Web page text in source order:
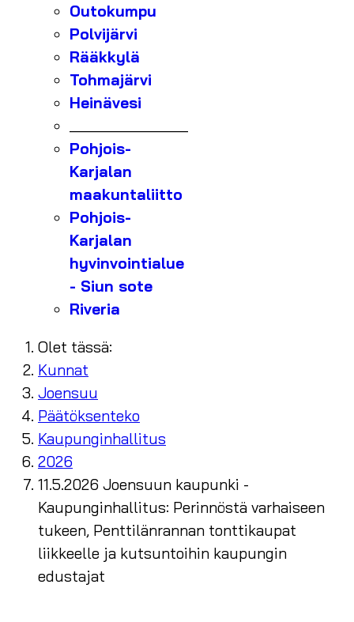
Outokumpu
Polvijärvi
Rääkkylä
Tohmajärvi
Heinävesi
Pohjois-
Karjalan
maakuntaliitto
Pohjois-
Karjalan
hyvinvointialue
- Siun sote
Riveria
Olet tässä:
Kunnat
Joensuu
Päätöksenteko
Kaupunginhallitus
2026
11.5.2026 Joensuun kaupunki -
Kaupunginhallitus: Perinnöstä varhaiseen
tukeen, Penttilänrannan tonttikaupat
liikkeelle ja kutsuntoihin kaupungin
edustajat